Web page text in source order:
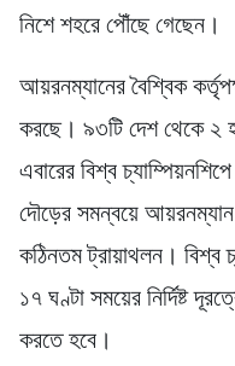
নিশে শহরে পৌঁছে গেছেন।
আয়রনম্যানের বৈশ্বিক
করছে। ৯৩টি দেশ থেকে ২
এবারের বিশ্ব
দৌড়ের সমন্বয়ে আয়রনম্যান
কঠিনতম ট্রায়াথলন। বিশ্ব
১৭ ঘণ্টা সময়ের নির্দিষ্ট
করতে হবে।